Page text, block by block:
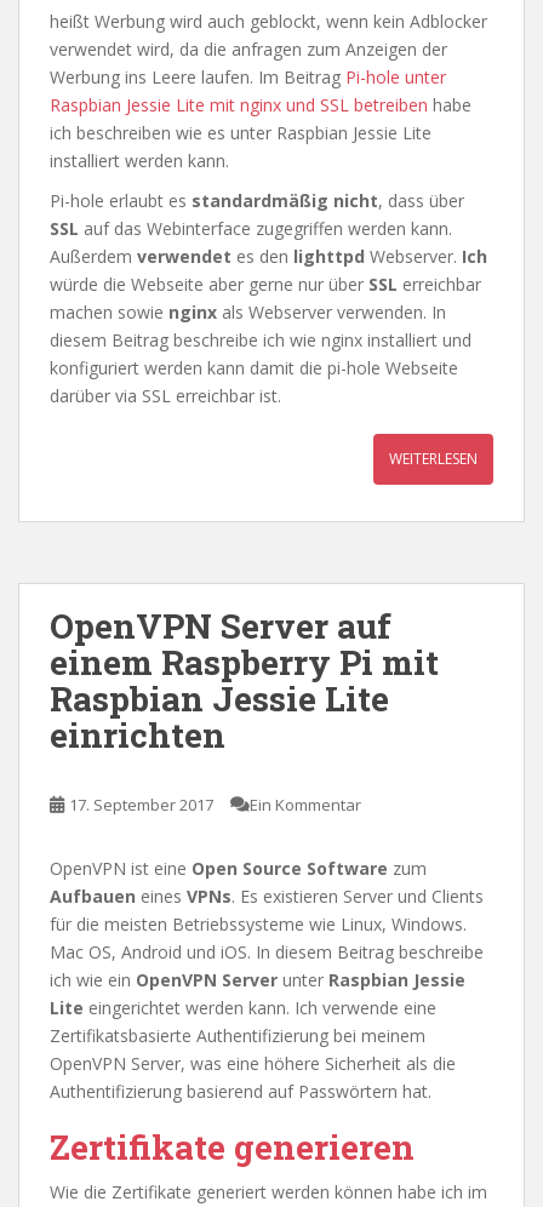
heißt Werbung wird auch geblockt, wenn kein Adblocker
verwendet wird, da die anfragen zum Anzeigen der
Werbung ins Leere laufen. Im Beitrag Pi-hole unter
Raspbian Jessie Lite mit nginx und SSL betreiben habe
ich beschreiben wie es unter Raspbian Jessie Lite
installiert werden kann.
Pi-hole erlaubt es standardmäßig nicht, dass über
SSL auf das Webinterface zugegriffen werden kann.
Außerdem verwendet es den lighttpd Webserver. Ich
würde die Webseite aber gerne nur über SSL erreichbar
machen sowie nginx als Webserver verwenden. In
diesem Beitrag beschreibe ich wie nginx installiert und
konfiguriert werden kann damit die pi-hole Webseite
darüber via SSL erreichbar ist.
WEITERLESEN
OpenVPN Server auf
einem Raspberry Pi mit
Raspbian Jessie Lite
einrichten
17. September 2017 Ein Kommentar
OpenVPN ist eine Open Source Software zum
Aufbauen eines VPNs. Es existieren Server und Clients
für die meisten Betriebssysteme wie Linux, Windows.
Mac OS, Android und iOS. In diesem Beitrag beschreibe
ich wie ein OpenVPN Server unter Raspbian Jessie
Lite eingerichtet werden kann. Ich verwende eine
Zertifikatsbasierte Authentifizierung bei meinem
OpenVPN Server, was eine höhere Sicherheit als die
Authentifizierung basierend auf Passwörtern hat.
Zertifikate generieren
Wie die Zertifikate generiert werden können habe ich im